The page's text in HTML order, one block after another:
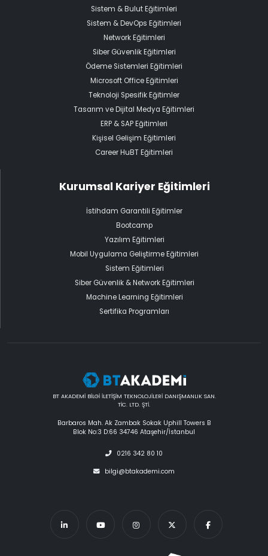
Sistem & Bulut Eğitimleri
Sistem & DevOps Eğitimleri
Network Eğitimleri
Siber Güvenlik Eğitimleri
Ödeme Sistemleri Eğitimleri
Microsoft Office Eğitimleri
Teknoloji Spesifik Eğitimler
Tasarım ve Dijital Medya Eğitimleri
ERP & SAP Eğitimleri
Kişisel Gelişim Eğitimleri
Career HuBT Eğitimleri
Kurumsal Kariyer Eğitimleri
İstihdam Garantili Eğitimler
Bootcamp
Yazılım Eğitimleri
Mobil Uygulama Geliştirme Eğitimleri
Sistem Eğitimleri
Siber Güvenlik & Network Eğitimleri
Machine Learning Eğitimleri
Sertifika Programları
BT AKADEMİ BİLGİ İLETİŞİM TEKNOLOJİLERİ DANIŞMANLIK SAN.
TİC. LTD. ŞTİ.
Barbaros Mah. Ak Zambak Sokak Uphill Towers B
Blok No:3 D:66 34746 Ataşehir/İstanbul
0216 342 80 10
bilgi@btakademi.com